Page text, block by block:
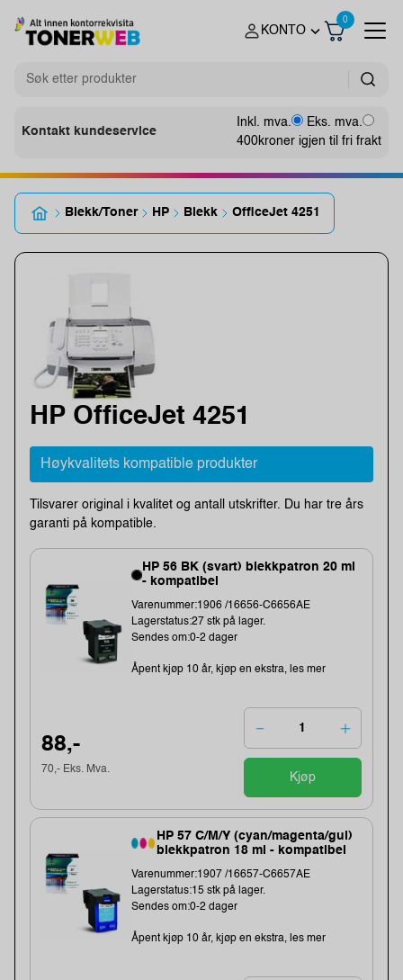
KONTO
0
Kontakt kundeservice
Inkl. mva.
Eks. mva.
400kroner igjen til fri frakt
Blekk/Toner HP Blekk OfficeJet 4251
HP OfficeJet 4251
Høykvalitets kompatible produkter
Tilsvarer original i kvalitet og antall utskrifter. Du har tre års
garanti på kompatible.
HP 56 BK (svart) blekkpatron 20 ml
- kompatibel
Varenummer:1906 /16656-C6656AE
Lagerstatus:27 stk på lager.
Sendes om:0-2 dager
Åpent kjøp 10 år, kjøp en ekstra, les mer
88,-
70,- Eks. Mva.
Kjøp
HP 57 C/M/Y (cyan/magenta/gul)
blekkpatron 18 ml - kompatibel
Varenummer:1907 /16657-C6657AE
Lagerstatus:15 stk på lager.
Sendes om:0-2 dager
Åpent kjøp 10 år, kjøp en ekstra, les mer